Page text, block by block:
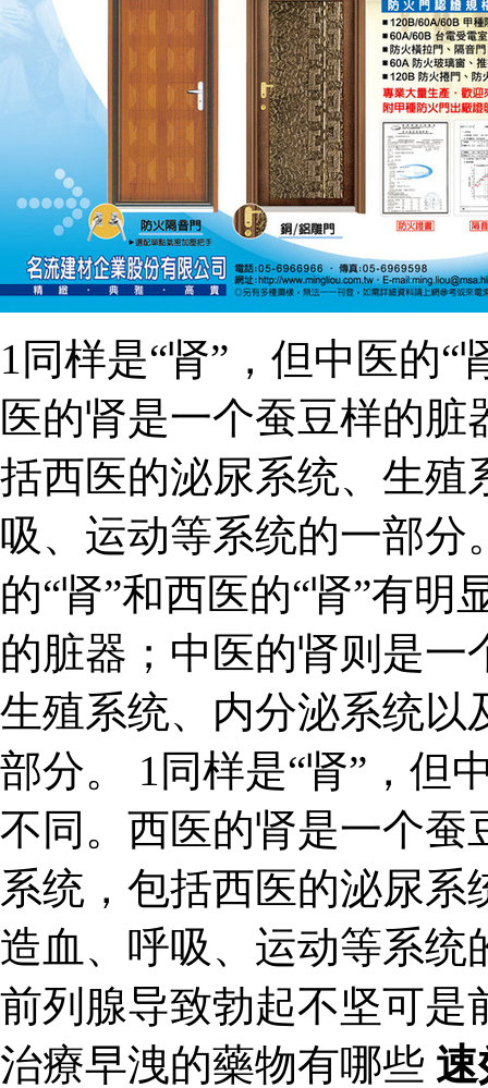
1同样是“肾”，但中医的“
医的肾是一个蚕豆样的
括西医的泌尿系统、生殖
吸、运动等系统的一部分
的“肾”和西医的“肾”有
的脏器；中医的肾则是
生殖系统、内分泌系统以
部分。 1同样是“肾”，但
不同。西医的肾是一个蚕
系统，包括西医的泌尿
造血、呼吸、运动等系
前列腺导致勃起不坚可
治療早洩的藥物有哪些